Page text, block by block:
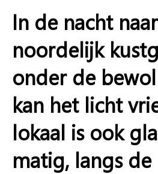
In de nacht
noordelijk
onder de
kan het licht
lokaal is ook
matig, langs